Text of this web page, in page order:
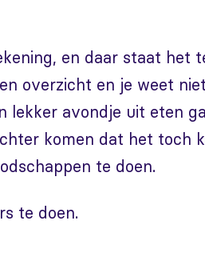
en daar staat het
overzicht en je weet
lekker avondje uit eten
komen dat het toch
te doen.
te doen.